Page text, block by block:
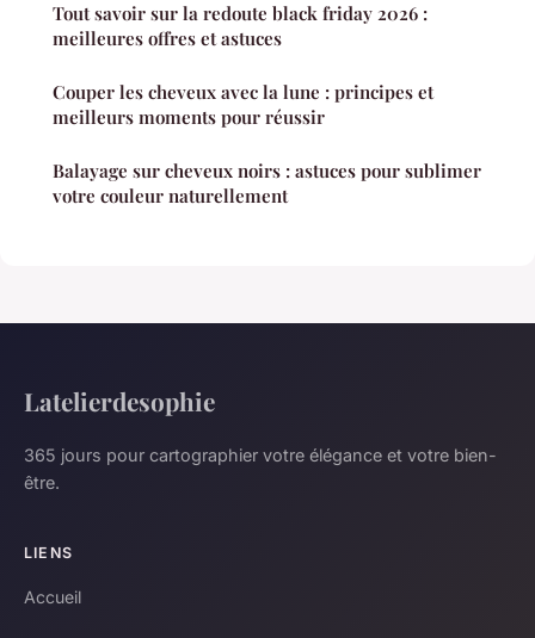
Tout savoir sur la redoute black friday 2026 :
meilleures offres et astuces
Couper les cheveux avec la lune : principes et
meilleurs moments pour réussir
Balayage sur cheveux noirs : astuces pour sublimer
votre couleur naturellement
Latelierdesophie
365 jours pour cartographier votre élégance et votre bien-
être.
LIENS
Accueil